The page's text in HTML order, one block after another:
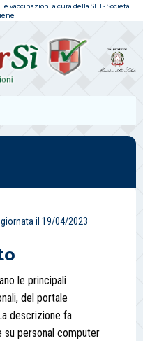
a cura della SITI - Società
il 19/04/2023
le principali
del portale
descrizione fa
su personal computer